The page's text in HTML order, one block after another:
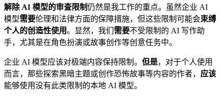
解除 AI 模型的审查限制仍然是我工作的重点。虽然企业 AI
模型需要伦理和法律方面的保障措施，但这些限制可能会束缚
个人的创造性使用。显然，我们 需要不受限制的 AI 写作助
手，尤其是在角色扮演或故事创作等创意任务中。
企业 AI 模型应该对极端内容保持限制。 但是，对于个人使用
而言，那些探索黑暗主题或创作恐怖故事等内容的作者， 应该
能够使用没有此类限制的本地 AI 模型。